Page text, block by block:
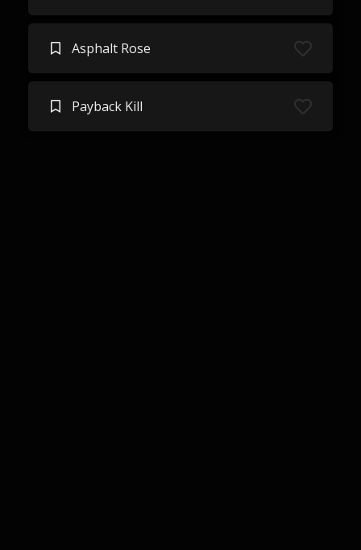
Asphalt Rose
Payback Kill